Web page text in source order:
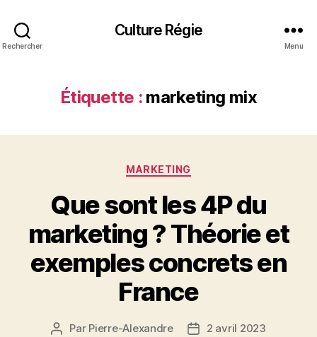
Rechercher
Culture Régie
Menu
Étiquette : marketing mix
Catégories
MARKETING
Que sont les 4P du
marketing ? Théorie et
exemples concrets en
France
Auteur
Par Pierre-Alexandre
Date2 avril 2023